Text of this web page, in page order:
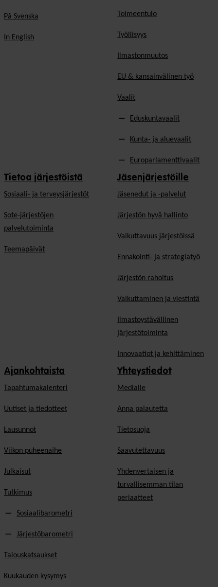
På Svenska
In English
Toimeentulo
Työllisyys
Ilmastonmuutos
EU & kansainvälinen työ
Vaalit
Eduskuntavaalit
Kunta- ja aluevaalit
Europarlamenttivaalit
Tietoa järjestöistä
Sosiaali- ja terveysjärjestöt
Sote-järjestöjen
palvelutoiminta
Teemapäivät
Jäsenjärjestöille
Jäsen­edut ja -palvelut
Järjestön hyvä hallinto
Vaikuttavuus järjestöissä
Ennakointi- ja strategiatyö
Järjestön rahoitus
Vaikuttaminen ja viestintä
Ilmastoystävällinen
järjestötoiminta
Innovaatiot ja kehittäminen
Ajankohtaista
Tapahtumakalenteri
Uutiset ja tiedotteet
Lausunnot
Viikon puheenaihe
Julkaisut
Tutkimus
Sosiaalibarometri
Järjestöbarometri
Talouskatsaukset
Kuukauden kysymys
Yhteystiedot
Medialle
Anna palautetta
Tietosuoja
Saavutettavuus
Yhdenvertaisen ja
turvallisemman tilan
periaatteet